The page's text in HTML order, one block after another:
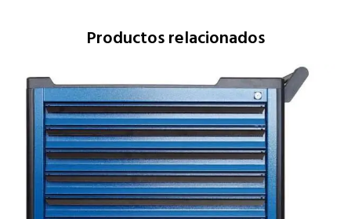
Productos relacionados